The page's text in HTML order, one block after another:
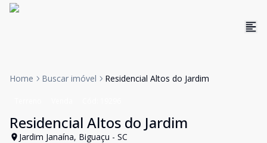
Home Buscar imóvel Residencial Altos do Jardim
Residencial Altos do Jardim
Jardim Janaína, Biguaçu - SC